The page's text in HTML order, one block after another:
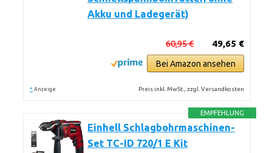
Akku und Ladegerät)
49,65 €
60,95 €
Bei Amazon ansehen
* Anzeige Preis inkl. MwSt., zzgl. Versandkosten
EMPFEHLUNG
Einhell Schlagbohrmaschinen-
Set TC-ID 720/1 E Kit